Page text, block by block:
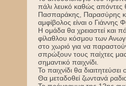
πάλι λευκό καθώς απόντες
Πασπαράκης, Παρασύρης
αμφίβολος είναι ο Γιάννης
Η ομάδα θα χρειαστεί και
φίλαθλου κόσμου των
στο χωριό για να
σπρώξουν τους παίχτες
σημαντικό παιχνίδι.
Το παιχνίδι θα
Θα μεταδοθεί ζωντανά